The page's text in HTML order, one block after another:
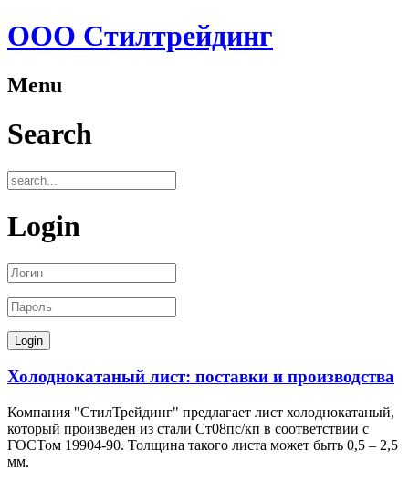
ООО Стилтрейдинг
Menu
Search
Login
Холоднокатаный лист: поставки и производства
Компания "СтилТрейдинг" предлагает лист холоднокатаный,
который произведен из стали Ст08пс/кп в соответствии с
ГОСТом 19904-90. Толщина такого листа может быть 0,5 – 2,5
мм.